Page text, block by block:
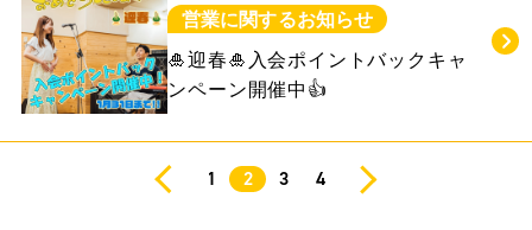
営業に関するお知らせ
🎍迎春🎍入会ポイントバックキャ
ンペーン開催中👍
1 2 3 4